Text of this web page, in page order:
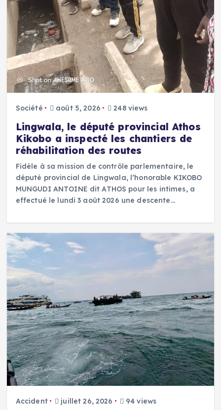
Société août 5, 2026 248 views
Lingwala, le député provincial Athos
Kikobo a inspecté les chantiers de
réhabilitation des routes
Fidèle à sa mission de contrôle parlementaire, le
député provincial de Lingwala, l’honorable KIKOBO
MUNGUDI ANTOINE dit ATHOS pour les intimes, a
effectué le lundi 3 août 2026 une descente…
Accident juillet 26, 2026 94 views